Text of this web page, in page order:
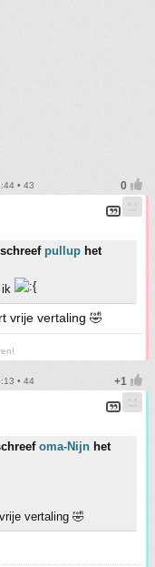
• 43
schreef pullup het
ik
vrije vertaling 🤣
• 44
oma-Nijn het
vertaling 🤣